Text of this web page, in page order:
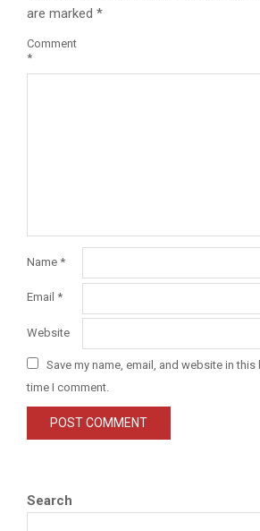
are marked *
Comment
*
Name *
Email *
Website
Save my name, email, and website in
time I comment.
Search